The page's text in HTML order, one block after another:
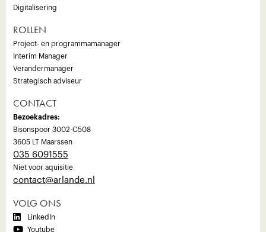
Digitalisering
ROLLEN
Project- en programmamanager
Interim Manager
Verandermanager
Strategisch adviseur
CONTACT
Bezoekadres:
Bisonspoor 3002-C508
3605 LT Maarssen
035 6091555
Niet voor aquisitie
‍contact@arlande.nl
VOLG ONS
 LinkedIn
 Youtube